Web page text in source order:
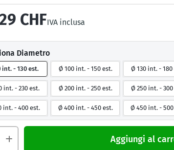
CHFIVA inclusa
Diametro
int. - 130 est. Ø 100 int. - 150 est. Ø 130 int. - 180
int. - 230 est. Ø 200 int. - 250 est. Ø 250 int. - 300
int. - 400 est. Ø 400 int. - 450 est. Ø 450 int. -
Aggiungi al